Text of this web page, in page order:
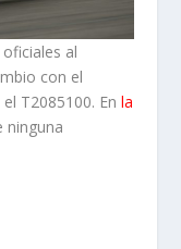
al
con el
T2085100. Enla
ninguna